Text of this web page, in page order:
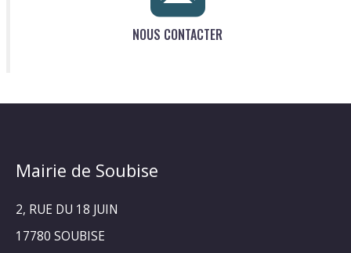
NOUS CONTACTER
Mairie de Soubise
2, RUE DU 18 JUIN
17780 SOUBISE